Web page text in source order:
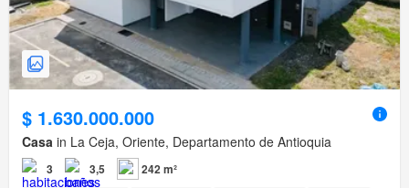
$ 1.630.000.000
Casa in La Ceja, Oriente, Departamento de Antioquia
3 3,5 242 m²